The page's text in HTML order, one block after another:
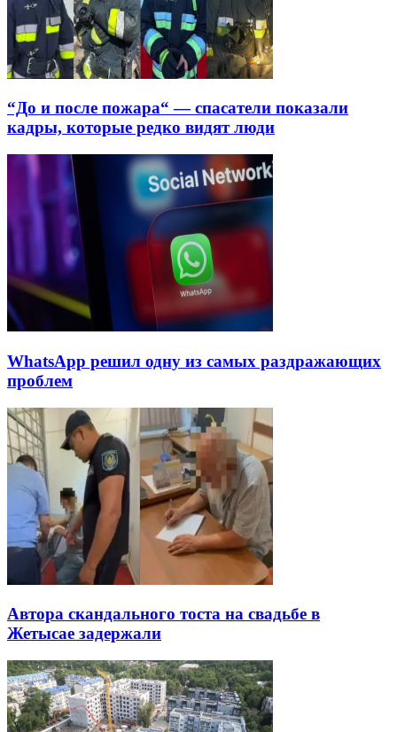
“До и после пожара“ — спасатели показали
кадры, которые редко видят люди
WhatsApp решил одну из самых раздражающих
проблем
Автора скандального тоста на свадьбе в
Жетысае задержали